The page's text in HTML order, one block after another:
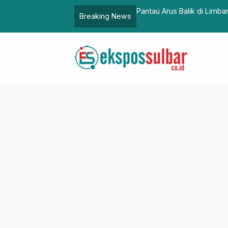
Breaking News
Pelanggan Kalla Toyota